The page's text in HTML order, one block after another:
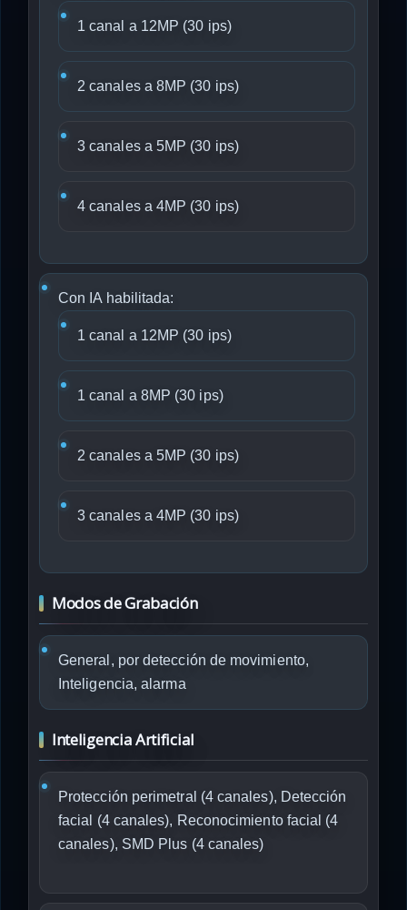
1 canal a 12MP (30 ips)
2 canales a 8MP (30 ips)
3 canales a 5MP (30 ips)
4 canales a 4MP (30 ips)
Con IA habilitada:
1 canal a 12MP (30 ips)
1 canal a 8MP (30 ips)
2 canales a 5MP (30 ips)
3 canales a 4MP (30 ips)
Modos de Grabación
General, por detección de movimiento,
Inteligencia, alarma
Inteligencia Artificial
Protección perimetral (4 canales), Detección
facial (4 canales), Reconocimiento facial (4
canales), SMD Plus (4 canales)